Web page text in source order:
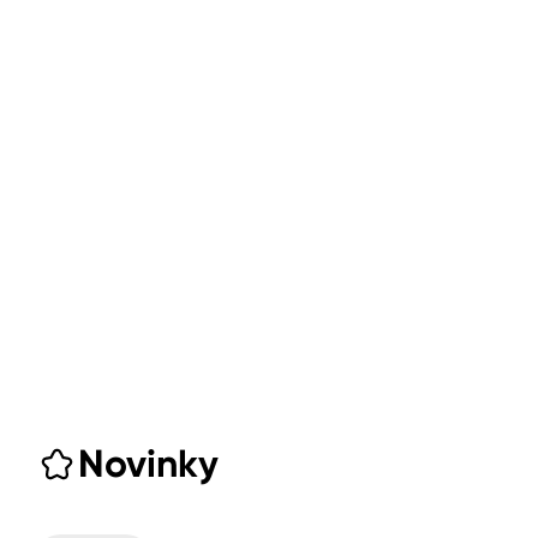
Novinky